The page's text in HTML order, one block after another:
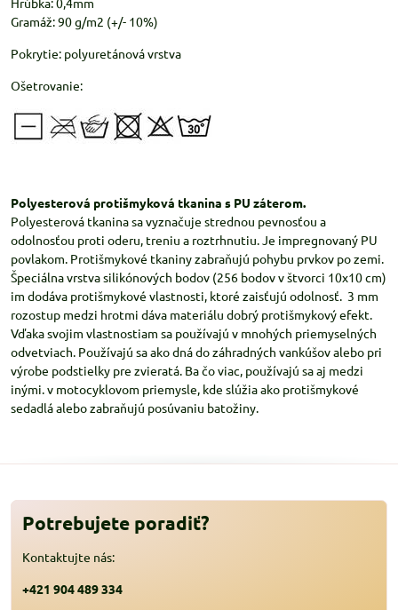
Gramáž: 90 g/m2 (+/- 10%)
Pokrytie: polyuretánová vrstva
Ošetrovanie:
Polyesterová protišmyková tkanina s PU záterom.
Polyesterová tkanina sa vyznačuje strednou pevnosťou a
odolnosťou proti oderu, treniu a roztrhnutiu. Je impregnovaný PU
povlakom. Protišmykové tkaniny zabraňujú pohybu prvkov po zemi.
Špeciálna vrstva silikónových bodov (256 bodov v štvorci 10x10 cm)
im dodáva protišmykové vlastnosti, ktoré zaisťujú odolnosť. 3 mm
rozostup medzi hrotmi dáva materiálu dobrý protišmykový efekt.
Vďaka svojim vlastnostiam sa používajú v mnohých priemyselných
odvetviach. Používajú sa ako dná do záhradných vankúšov alebo pri
výrobe podstielky pre zvieratá. Ba čo viac, používajú sa aj medzi
inými. v motocyklovom priemysle, kde slúžia ako protišmykové
sedadlá alebo zabraňujú posúvaniu batožiny.
Potrebujete poradiť?
Kontaktujte nás:
+421 904 489 334